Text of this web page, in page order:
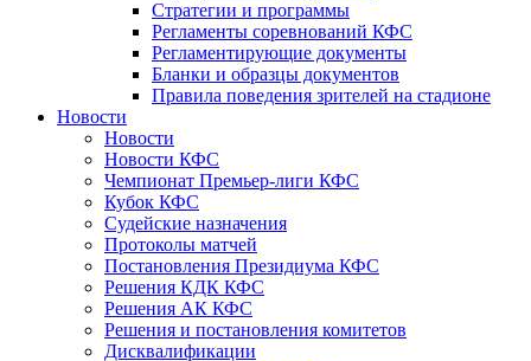
Стратегии и программы
Регламенты соревнований КФС
Регламентирующие документы
Бланки и образцы документов
Правила поведения зрителей на стадионе
Новости
Новости
Новости КФС
Чемпионат Премьер-лиги КФС
Кубок КФС
Судейские назначения
Протоколы матчей
Постановления Президиума КФС
Решения КДК КФС
Решения АК КФС
Решения и постановления комитетов
Дисквалификации